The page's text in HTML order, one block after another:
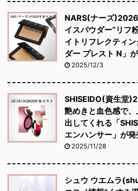
NARS(ナーズ
イスパウダー“リフ
イトリフレクティ
ダー プレスト N」が
2025/12/3
SHISEIDO(資生堂
艶めきと血色感で
出してくれる「
エンハンサー」が発
2025/11/28
シュウ ウエムラ